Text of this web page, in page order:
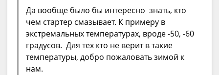
Да вообще было бы интересно знать, кто
чем стартер смазывает. К примеру в
экстремальных температурах, вроде -50, -60
градусов. Для тех кто не верит в такие
температуры, добро пожаловать зимой к
нам.